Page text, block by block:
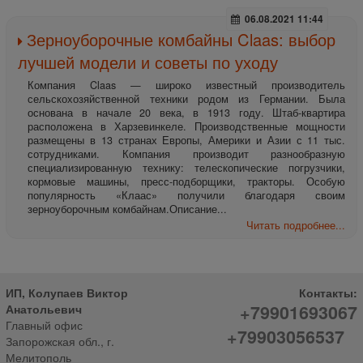
06.08.2021 11:44
Зерноуборочные комбайны Claas: выбор
лучшей модели и советы по уходу
Компания Claas — широко известный производитель
сельскохозяйственной техники родом из Германии. Была
основана в начале 20 века, в 1913 году. Штаб-квартира
расположена в Харзевинкеле. Производственные мощности
размещены в 13 странах Европы, Америки и Азии с 11 тыс.
сотрудниками. Компания производит разнообразную
специализированную технику: телескопические погрузчики,
кормовые машины, пресс-подборщики, тракторы. Особую
популярность «Клаас» получили благодаря своим
зерноуборочным комбайнам.Описание...
Читать подробнее...
ИП, Колупаев Виктор
Анатольевич
Главный офис
Запорожская обл., г.
Мелитополь
Контакты:
+79901693067
+79903056537